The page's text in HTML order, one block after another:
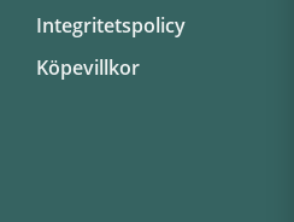
Integritetspolicy
Köpevillkor